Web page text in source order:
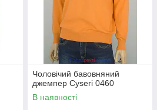
Чоловічий бавовняний
джемпер Cyseri 0460
В наявності